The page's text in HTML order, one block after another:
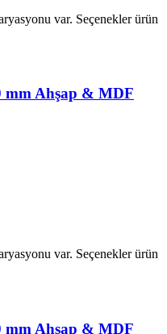
var. Seçenekler ürün
mm Ahşap & MDF
var. Seçenekler ürün
mm Ahşap & MDF